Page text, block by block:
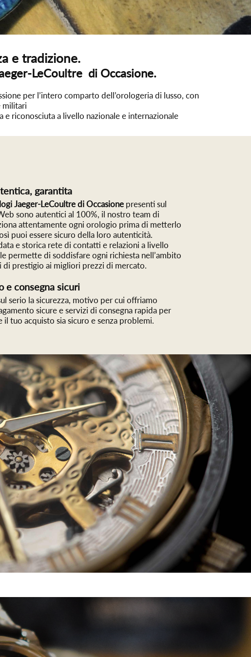
e tradizione.
LeCoultre di Occasione.
per l’intero comparto dell’orologeria di lusso, con
militari
riconosciuta a livello nazionale e internazionale
garantita
Jaeger-LeCoultre di Occasione presenti sul
sono autentici al 100%, il nostro team di
attentamente ogni orologio prima di metterlo
puoi essere sicuro della loro autenticità.
e storica rete di contatti e relazioni a livello
permette di soddisfare ogni richiesta nell’ambito
prestigio ai migliori prezzi di mercato.
e consegna sicuri
serio la sicurezza, motivo per cui offriamo
sicure e servizi di consegna rapida per
il tuo acquisto sia sicuro e senza problemi.